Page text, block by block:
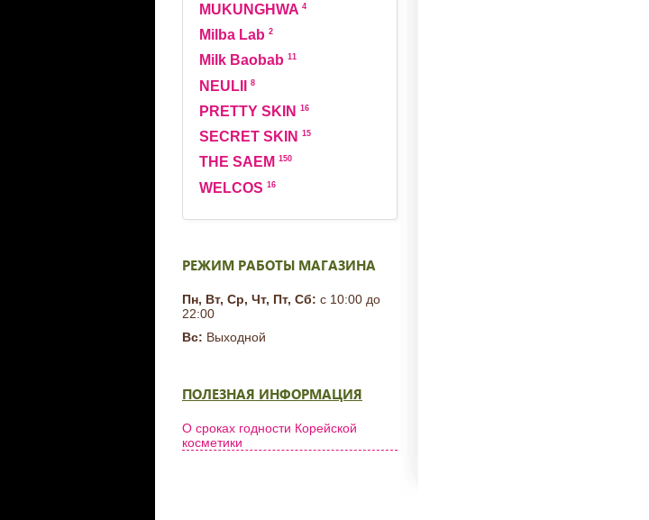
MUKUNGHWA 4
Milba Lab 2
Milk Baobab 11
NEULII 8
PRETTY SKIN 16
SECRET SKIN 15
THE SAEM 150
WELCOS 16
РЕЖИМ РАБОТЫ МАГАЗИНА
Пн, Вт, Ср, Чт, Пт, Сб: с 10:00 до
22:00
Вс: Выходной
ПОЛЕЗНАЯ ИНФОРМАЦИЯ
О сроках годности Корейской
косметики